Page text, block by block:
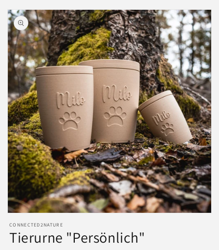
featured
Modal
öffnen
CONNECTED2NATURE
Tierurne "Persönlich"